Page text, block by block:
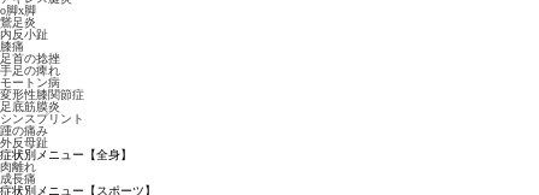
o脚x脚
鵞足炎
内反小趾
膝痛
足首の捻挫
手足の痺れ
モートン病
変形性膝関節症
足底筋膜炎
シンスプリント
踵の痛み
外反母趾
症状別メニュー【全身】
肉離れ
成長痛
症状別メニュー【スポーツ】